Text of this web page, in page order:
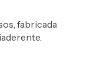
fabricada